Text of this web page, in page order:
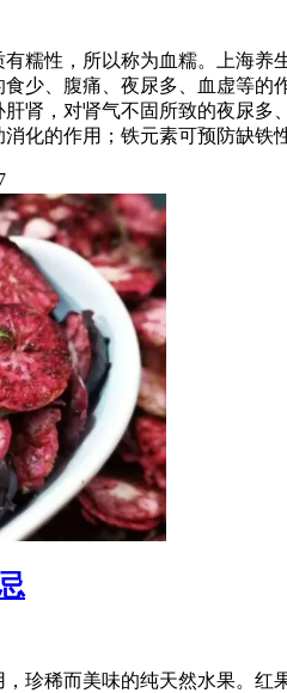
糯性，所以称为血糯。上海
少、腹痛、夜尿多、血虚等
肾，对肾气不固所致的夜尿
化的作用；铁元素可预防缺
，珍稀而美味的纯天然水果。